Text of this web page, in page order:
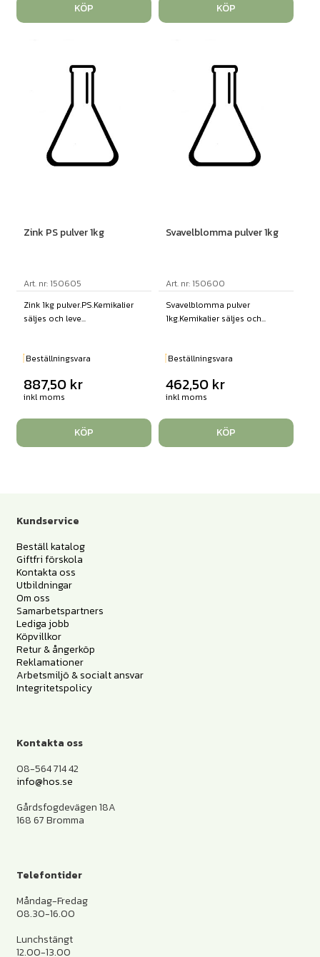
KÖP KÖP
Zink PS pulver 1kg
Art. nr: 150605
Zink 1kg pulver.PS.Kemikalier
säljes och leve...
Beställningsvara
887,50 kr
inkl moms
KÖP
Svavelblomma pulver 1kg
Art. nr: 150600
Svavelblomma pulver
1kg.Kemikalier säljes och...
Beställningsvara
462,50 kr
inkl moms
KÖP
Kundservice
Beställ katalog
Giftfri förskola
Kontakta oss
Utbildningar
Om oss
Samarbetspartners
Lediga jobb
Köpvillkor
Retur & ångerköp
Reklamationer
Arbetsmiljö & socialt ansvar
Integritetspolicy
Kontakta oss
08-564 714 42
info@hos.se
Gårdsfogdevägen 18A
168 67 Bromma
Telefontider
Måndag-Fredag
08.30-16.00
Lunchstängt
12.00-13.00